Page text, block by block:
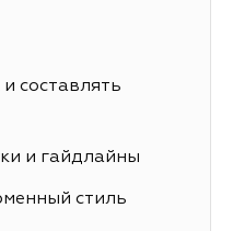
составлять
и гайдлайны
стиль